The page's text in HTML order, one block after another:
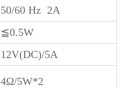
50/60 Hz 2A
≦0.5W
12V(DC)/5A
4Ω/5W*2